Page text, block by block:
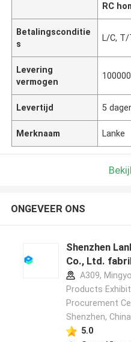
RC
Betalingsconditie
s
L/C, T/
Levering
vermogen
Levertijd 5
Merknaam Lanke
ONGEVEER ONS
Shenzhen
Co., Ltd.
A309,
Products
Procurement
Shenzhen,
5.0